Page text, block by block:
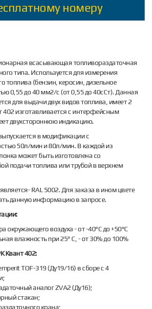
номеру
всасывающая топливораздаточная
типа. Используется для измерения
топлива (бензин, керосин, дизельное
0,55 до 40 мм2/с (от 0,55 до 40сСт). Данная
для выдачи двух видов топлива, имеет 2
402 изготавливается с интерфейсным
двухстороннюю индикацию.
в модификации с
50л/мин и 80л/мин. В каждой из
может быть изготовлена со
подачи топлива или трубой в верхнем
RAL 5002. Для заказа в ином цвете
данную информацию в запросе.
окружающего воздуха - от -40°С до +50°С
влажность при 25° С, - от 30% до 100%
Квант 402:
TOF-319 (Ду19/16) в сборе с 4
аналог ZVA2 (Ду16);
стакан;
крана;